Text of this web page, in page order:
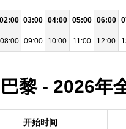
02:00 03:00 04:00 05:00 06:00
08:00 09:00 10:00 11:00 12:00
黎 - 2026年
开始时间